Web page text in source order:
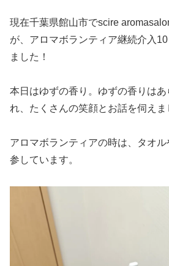
現在千葉県館山市でscire
が、アロマボランティア継続介入
ました！
本日はゆずの香り。ゆずの香りは
れ、たくさんの笑顔とお話を伺えま
アロマボランティアの時は、タオ
参しています。